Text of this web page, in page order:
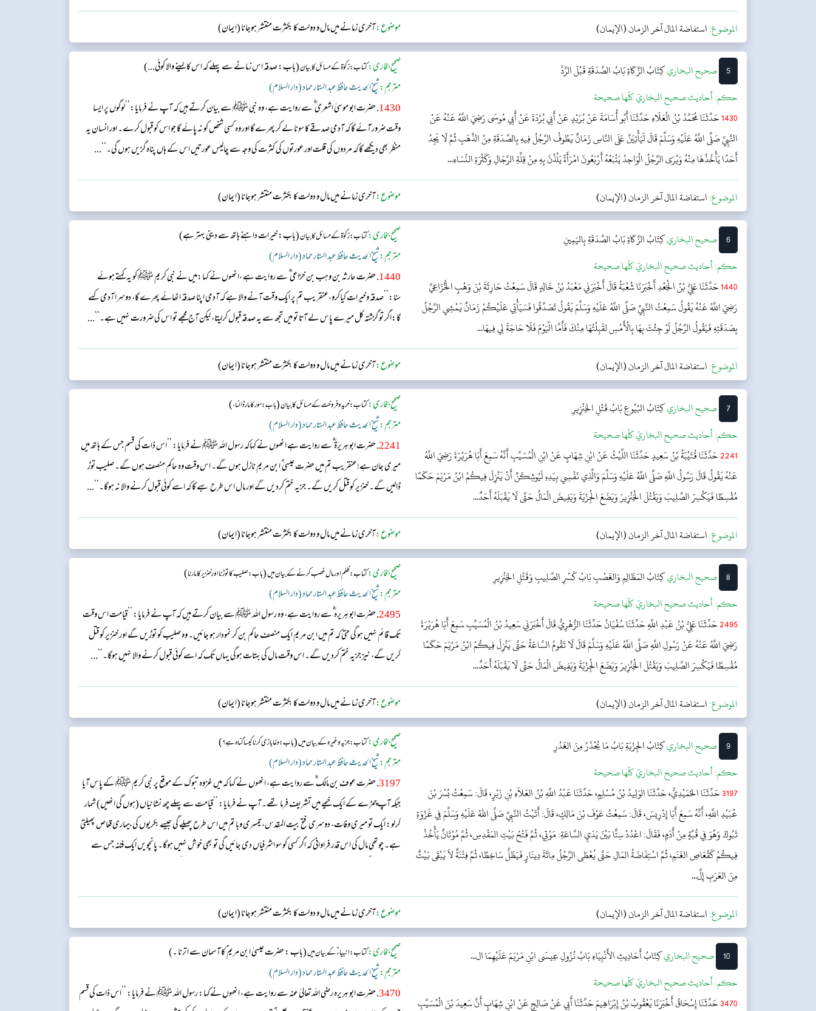
الموضوع:استفاضة المال آخر الزمان (الإيمان) موضوع:آخری زمانے میں مال و دولت کا بکثرت منتشر ہوجانا (ایمان)
5 ‌‌صحيح البخاريكِتَابُ الزَّكَاةِبَابُ الصَّدَقَةِ قَبْلَ الرَّدِّ
حکم:أحاديث صحيح البخاريّ كلّها صحيحة
1430حَدَّثَنَا مُحَمَّدُ بْنُ الْعَلَاءِ حَدَّثَنَا أَبُو أُسَامَةَ عَنْ بُرَيْدٍ عَنْ أَبِي بُرْدَةَ عَنْ أَبِي مُوسَى رَضِيَ اللَّهُ عَنْهُ عَنْ
النَّبِيِّ صَلَّى اللَّهُ عَلَيْهِ وَسَلَّمَ قَالَ لَيَأْتِيَنَّ عَلَى النَّاسِ زَمَانٌ يَطُوفُ الرَّجُلُ فِيهِ بِالصَّدَقَةِ مِنْ الذَّهَبِ ثُمَّ لَا يَجِدُ
أَحَدًا يَأْخُذُهَا مِنْهُ وَيُرَى الرَّجُلُ الْوَاحِدُ يَتْبَعُهُ أَرْبَعُونَ امْرَأَةً يَلُذْنَ بِهِ مِنْ قِلَّةِ الرِّجَالِ وَكَثْرَةِ النِّسَاءِ...
صحیح بخاری:کتاب: زکوٰۃ کے مسائل کا بیان(باب: صدقہ اس زمانے سے پہلے کہ اس کا لینے والا کوئی...)
مترجم:شیخ الحدیث حافظ عبد الستار حماد (دار السلام)
1430 . حضرت ابو موسیٰ اشعری ؓ سے روایت ہے، وہ نبی ﷺ سے بیان کرتے ہیں کہ آپ نے فرمایا:’’لوگوں پر ایسا
وقت ضرور آئے گا کہ آدمی صدقے کا سونا لے کر پھرے گا اور وہ کسی شخص کو نہ پائے گا جو اس کو قبول کرے۔ اور انسان یہ
منظر بھی دیکھے گا کہ مردوں کی قلت اور عورتوں کی کثرت کی وجہ سے چالیس عورتیں اس کے ہاں پناہ گزیں ہوں گی۔‘‘...
الموضوع:استفاضة المال آخر الزمان (الإيمان) موضوع:آخری زمانے میں مال و دولت کا بکثرت منتشر ہوجانا (ایمان)
6 ‌‌صحيح البخاريكِتَابُ الزَّكَاةِبَابُ الصَّدَقَةِ بِاليَمِينِ
حکم:أحاديث صحيح البخاريّ كلّها صحيحة
1440حَدَّثَنَا عَلِيُّ بْنُ الْجَعْدِ أَخْبَرَنَا شُعْبَةُ قَالَ أَخْبَرَنِي مَعْبَدُ بْنُ خَالِدٍ قَالَ سَمِعْتُ حَارِثَةَ بْنَ وَهْبٍ الْخُزَاعِيَّ
رَضِيَ اللَّهُ عَنْهُ يَقُولُ سَمِعْتُ النَّبِيَّ صَلَّى اللَّهُ عَلَيْهِ وَسَلَّمَ يَقُولُ تَصَدَّقُوا فَسَيَأْتِي عَلَيْكُمْ زَمَانٌ يَمْشِي الرَّجُلُ
بِصَدَقَتِهِ فَيَقُولُ الرَّجُلُ لَوْ جِئْتَ بِهَا بِالْأَمْسِ لقَبِلْتُهَا مِنْكَ فَأَمَّا الْيَوْمَ فَلَا حَاجَةَ لِي فِيهَا...
صحیح بخاری:کتاب: زکوٰۃ کے مسائل کا بیان(باب: خیرات داہنے ہاتھ سے دینی بہتر ہے)
مترجم:شیخ الحدیث حافظ عبد الستار حماد (دار السلام)
1440 . حضرت حارثہ بن وہب بن خزاعی ؓ سے روایت ہے ،انھوں نے کہا:میں نے نبی کریم ﷺ کو یہ کہتے ہوئے
سنا:’’صدقہ وخیرات کیاکرو،عنقریب تم پر ایک وقت آنے والا ہے کہ آدمی اپنا صدقہ اٹھائے پھرے گا، دوسرا آدمی کہے
گا:اگر تو گزشتہ کل میرے پاس لے آتا تو میں تجھ سے یہ صدقہ قبول کرلیتا، لیکن آج مجھے تو اس کی ضرورت نہیں ہے۔‘‘...
الموضوع:استفاضة المال آخر الزمان (الإيمان) موضوع:آخری زمانے میں مال و دولت کا بکثرت منتشر ہوجانا (ایمان)
7 ‌‌صحيح البخاريكِتَابُ البُيُوعِبَابُ قَتْلِ الخِنْزِيرِ
حکم:أحاديث صحيح البخاريّ كلّها صحيحة
2241حَدَّثَنَا قُتَيْبَةُ بْنُ سَعِيدٍ حَدَّثَنَا اللَّيْثُ عَنْ ابْنِ شِهَابٍ عَنْ ابْنِ الْمُسَيَّبِ أَنَّهُ سَمِعَ أَبَا هُرَيْرَةَ رَضِيَ اللَّهُ
عَنْهُ يَقُولُ قَالَ رَسُولُ اللَّهِ صَلَّى اللَّهُ عَلَيْهِ وَسَلَّمَ وَالَّذِي نَفْسِي بِيَدِهِ لَيُوشِكَنَّ أَنْ يَنْزِلَ فِيكُمْ ابْنُ مَرْيَمَ حَكَمًا
مُقْسِطًا فَيَكْسِرَ الصَّلِيبَ وَيَقْتُلَ الْخِنْزِيرَ وَيَضَعَ الْجِزْيَةَ وَيَفِيضَ الْمَالُ حَتَّى لَا يَقْبَلَهُ أَحَدٌ...
صحیح بخاری:کتاب: خرید و فروخت کے مسائل کا بیان(باب : سور کا مار ڈالنا،)
مترجم:شیخ الحدیث حافظ عبد الستار حماد (دار السلام)
2241. حضرت ابو ہریرۃ ؓ سے روایت ہے انھوں نے کہاکہ رسول اللہ ﷺ نے فرمایا: ’’اس ذات کی قسم جس کے ہاتھ میں
میری جان ہے!عنقریب تم میں حضرت عیسیٰ ؑ ابن مریم نازل ہوں گے۔ اس وقت وہ حاکم منصف ہوں گے۔ صلیب توڑ
ڈالیں گے۔ خنزیر کو قتل کریں گے۔ جزیہ ختم کردیں گے اور مال اس طرح بہے گا کہ اسے کوئی قبول کرنے والا نہ ہوگا۔‘‘...
الموضوع:استفاضة المال آخر الزمان (الإيمان) موضوع:آخری زمانے میں مال و دولت کا بکثرت منتشر ہوجانا (ایمان)
8 ‌‌صحيح البخاريكِتَابُ المَظَالِمِ وَالغَصْبِبَابُ كَسْرِ الصَّلِيبِ وَقَتْلِ الخِنْزِيرِ
حکم:أحاديث صحيح البخاريّ كلّها صحيحة
2495حَدَّثَنَا عَلِيُّ بْنُ عَبْدِ اللَّهِ حَدَّثَنَا سُفْيَانُ حَدَّثَنَا الزُّهْرِيُّ قَالَ أَخْبَرَنِي سَعِيدُ بْنُ الْمُسَيَّبِ سَمِعَ أَبَا هُرَيْرَةَ
رَضِيَ اللَّهُ عَنْهُ عَنْ رَسُولِ اللَّهِ صَلَّى اللَّهُ عَلَيْهِ وَسَلَّمَ قَالَ لَا تَقُومُ السَّاعَةُ حَتَّى يَنْزِلَ فِيكُمْ ابْنُ مَرْيَمَ حَكَمًا
مُقْسِطًا فَيَكْسِرَ الصَّلِيبَ وَيَقْتُلَ الْخِنْزِيرَ وَيَضَعَ الْجِزْيَةَ وَيَفِيضَ الْمَالُ حَتَّى لَا يَقْبَلَهُ أَحَدٌ...
صحیح بخاری:کتاب: ظلم اور مال غصب کرنے کے بیان میں(باب: صلیب کا توڑنا اور خنزیر کا مارنا)
مترجم:شیخ الحدیث حافظ عبد الستار حماد (دار السلام)
2495. حضرت ابو ہریرہ ؓ سے روایت ہے، وہ رسول اللہ ﷺ سے بیان کرتے ہیں کہ آپ نے فرمایا: ’’قیامت اس وقت
تک قائم نہیں ہو گی حتی کہ تم میں ابن مریم ایک منصف حاکم بن کر نمودار ہو جائیں۔ وہ صلیب کو توڑیں گے اور خنزیر کو قتل
کریں گے، نیز جزیہ ختم کردیں گے۔ اس وقت مال کی بہتات ہوگی یہاں تک کہ اسے کوئی قبول کرنے والا نہیں ہوگا۔‘‘...
الموضوع:استفاضة المال آخر الزمان (الإيمان) موضوع:آخری زمانے میں مال و دولت کا بکثرت منتشر ہوجانا (ایمان)
9 ‌‌صحيح البخاريكِتَابُ الجِزْيَةِبَابُ مَا يُحْذَرُ مِنَ الغَدْرِ
حکم:أحاديث صحيح البخاريّ كلّها صحيحة
3197حَدَّثَنَا الحُمَيْدِيُّ، حَدَّثَنَا الوَلِيدُ بْنُ مُسْلِمٍ، حَدَّثَنَا عَبْدُ اللَّهِ بْنُ العَلاَءِ بْنِ زَبْرٍ، قَالَ: سَمِعْتُ بُسْرَ بْنَ
عُبَيْدِ اللَّهِ، أَنَّهُ سَمِعَ أَبَا إِدْرِيسَ، قَالَ: سَمِعْتُ عَوْفَ بْنَ مَالِكٍ، قَالَ: أَتَيْتُ النَّبِيَّ صَلَّى اللهُ عَلَيْهِ وَسَلَّمَ فِي غَزْوَةِ
تَبُوكَ وَهُوَ فِي قُبَّةٍ مِنْ أَدَمٍ، فَقَالَ: اعْدُدْ سِتًّا بَيْنَ يَدَيِ السَّاعَةِ: مَوْتِي، ثُمَّ فَتْحُ بَيْتِ المَقْدِسِ، ثُمَّ مُوْتَانٌ يَأْخُذُ
فِيكُمْ كَقُعَاصِ الغَنَمِ، ثُمَّ اسْتِفَاضَةُ المَالِ حَتَّى يُعْطَى الرَّجُلُ مِائَةَ دِينَارٍ فَيَظَلُّ سَاخِطًا، ثُمَّ فِتْنَةٌ لاَ يَبْقَى بَيْتٌ
مِنَ العَرَبِ إِلَّ...
صحیح بخاری:کتاب: جزیہ وغیرہ کے بیان میں(باب : دغا بازی کرنا کیسا گناہ ہے؟)
مترجم:شیخ الحدیث حافظ عبد الستار حماد (دار السلام)
3197. حضرت عوف بن مالک ؓ سے روایت ہے، انھوں نے کہا کہ میں غزوہ تبوک کے موقع پر نبی کریم ﷺ کے پاس آیا
جبکہ آپ چمڑے کے ایک خیمے میں تشریف فرما تھے۔ آپ نے فرمایا: ’’قیامت سے پہلے چھ نشانیاں (ہوں گی انھیں) شمار
کرلو: ایک تو میری وفات، دوسری فتح بیت المقدس، تیسری وبا تم میں اس طرح پھیلے گی جیسے بکریوں کی بیماری قعاص پھیلتی
ہے۔ چوتھی مال کی اس قدر فراوانی کہ اگر کسی کو سو اشرفیاں دی جائیں گی تو بھی خوش نہیں ہوگا۔ پانچویں ایک فتنہ جس سے
الموضوع:استفاضة المال آخر الزمان (الإيمان) موضوع:آخری زمانے میں مال و دولت کا بکثرت منتشر ہوجانا (ایمان)
10 ‌‌صحيح البخاريكِتَابُ أَحَادِيثِ الأَنْبِيَاءِبَابُ نُزُولِ عِيسَى ابْنِ مَرْيَمَ عَلَيْهِمَا ال...
حکم:أحاديث صحيح البخاريّ كلّها صحيحة
3470حَدَّثَنَا إِسْحَاقُ أَخْبَرَنَا يَعْقُوبُ بْنُ إِبْرَاهِيمَ حَدَّثَنَا أَبِي عَنْ صَالِحٍ عَنْ ابْنِ شِهَابٍ أَنَّ سَعِيدَ بْنَ الْمُسَيَّبِ
صحیح بخاری:کتاب: انبیاء ؑ کے بیان میں(باب : حضرت عیسیٰ ابن مریم ؑ کا آسمان سے اترنا ۔)
مترجم:شیخ الحدیث حافظ عبد الستار حماد (دار السلام)
3470. حضرت ابو ہریرہ رضی اللہ تعالیٰ عنہ سے روایت ہے، انھوں نےکہا: رسول اللہ ﷺ نے فرمایا: ’’اس ذات کی قسم